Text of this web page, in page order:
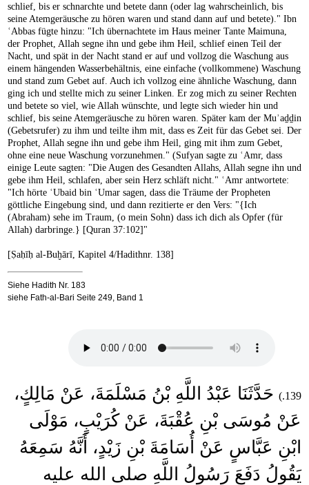
schlief, bis er schnarchte und betete dann (oder lag wahrscheinlich, bis
seine Atemgeräusche zu hören waren und stand dann auf und betete)." Ibn
ʿAbbas fügte hinzu: "Ich übernachtete im Haus meiner Tante Maimuna,
der Prophet, Allah segne ihn und gebe ihm Heil, schlief einen Teil der
Nacht, und spät in der Nacht stand er auf und vollzog die Waschung aus
einem hängenden Wasserbehältnis, eine einfache (vollkommene) Waschung
und stand zum Gebet auf. Auch ich vollzog eine ähnliche Waschung, dann
ging ich und stellte mich zu seiner Linken. Er zog mich zu seiner Rechten
und betete so viel, wie Allah wünschte, und legte sich wieder hin und
schlief, bis seine Atemgeräusche zu hören waren. Später kam der Muʾaḏḏin
(Gebetsrufer) zu ihm und teilte ihm mit, dass es Zeit für das Gebet sei. Der
Prophet, Allah segne ihn und gebe ihm Heil, ging mit ihm zum Gebet,
ohne eine neue Waschung vorzunehmen." (Sufyan sagte zu ʿAmr, dass
einige Leute sagten: "Die Augen des Gesandten Allahs, Allah segne ihn und
gebe ihm Heil, schlafen, aber sein Herz schläft nicht." ʿAmr antwortete:
"Ich hörte ʿUbaid bin ʿUmar sagen, dass die Träume der Propheten
göttliche Eingebung sind, und dann rezitierte er den Vers: "{Ich
(Abraham) sehe im Traum, (o mein Sohn) dass ich dich als Opfer (für
Allah) darbringe.} [Quran 37:102]"
[Ṣaḥīḥ al-Buḫārī, Kapitel 4/Hadithnr. 138]
Siehe Hadith Nr. 183
siehe Fath-al-Bari Seite 249, Band 1
139.)
حَدَّثَنَا عَبْدُ اللَّهِ بْنُ مَسْلَمَةَ، عَنْ مَالِكٍ،
عَنْ مُوسَى بْنِ عُقْبَةَ، عَنْ كُرَيْبٍ، مَوْلَى
ابْنِ عَبَّاسٍ عَنْ أُسَامَةَ بْنِ زَيْدٍ، أَنَّهُ سَمِعَهُ
يَقُولُ دَفَعَ رَسُولُ اللَّهِ صلى الله عليه